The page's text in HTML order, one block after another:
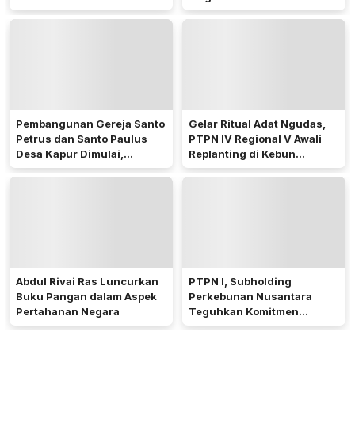
Peringkat Keempat
Pengerukan Diprioritaskan
Pembangunan Gereja Santo
Petrus dan Santo Paulus
Desa Kapur Dimulai,
Pemkab Kubu Raya Siapkan
Gelar Ritual Adat Ngudas,
PTPN IV Regional V Awali
Replanting di Kebun
Kembayan
Abdul Rivai Ras Luncurkan
Buku Pangan dalam Aspek
Pertahanan Negara
PTPN I, Subholding
Perkebunan Nusantara
Teguhkan Komitmen
sebagai Pilar Kedaulatan